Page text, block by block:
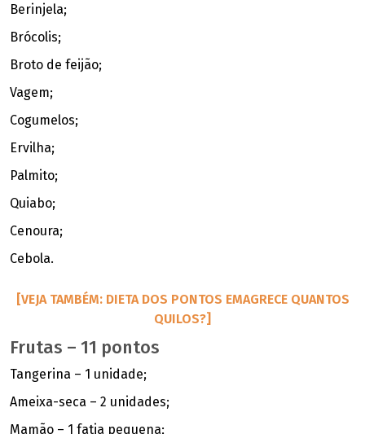
Berinjela;
Brócolis;
Broto de feijão;
Vagem;
Cogumelos;
Ervilha;
Palmito;
Quiabo;
Cenoura;
Cebola.
[VEJA TAMBÉM: DIETA DOS PONTOS EMAGRECE QUANTOS
QUILOS?]
Frutas – 11 pontos
Tangerina – 1 unidade;
Ameixa-seca – 2 unidades;
Mamão – 1 fatia pequena;